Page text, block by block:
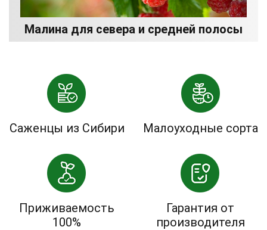
Малина для севера и средней полосы
Саженцы из Сибири Малоуходные сорта
Приживаемость
100%
Гарантия от
производителя